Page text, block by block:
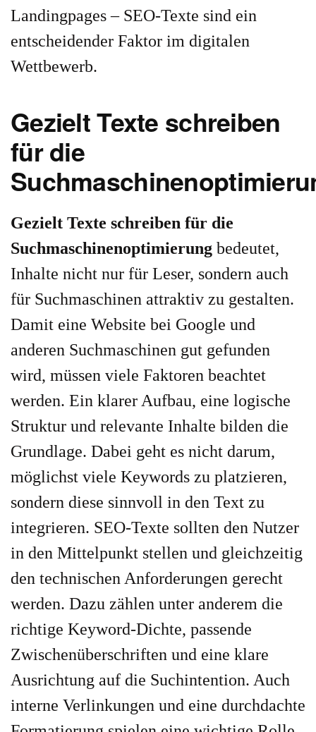
Landingpages – SEO-Texte sind ein
entscheidender Faktor im digitalen
Wettbewerb.
Gezielt Texte schreiben
für die
Gezielt Texte schreiben für die
Suchmaschinenoptimierung bedeutet,
Inhalte nicht nur für Leser, sondern auch
für Suchmaschinen attraktiv zu gestalten.
Damit eine Website bei Google und
anderen Suchmaschinen gut gefunden
wird, müssen viele Faktoren beachtet
werden. Ein klarer Aufbau, eine logische
Struktur und relevante Inhalte bilden die
Grundlage. Dabei geht es nicht darum,
möglichst viele Keywords zu platzieren,
sondern diese sinnvoll in den Text zu
integrieren. SEO-Texte sollten den Nutzer
in den Mittelpunkt stellen und gleichzeitig
den technischen Anforderungen gerecht
werden. Dazu zählen unter anderem die
richtige Keyword-Dichte, passende
Zwischenüberschriften und eine klare
Ausrichtung auf die Suchintention. Auch
interne Verlinkungen und eine durchdachte